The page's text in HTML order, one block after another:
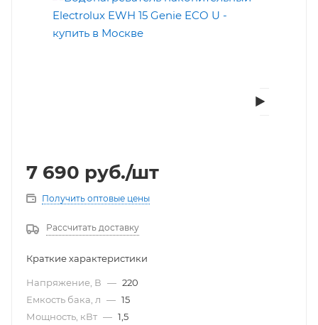
7 690 руб./шт
Получить оптовые цены
Рассчитать доставку
Краткие характеристики
Напряжение, В — 220
Емкость бака, л — 15
Мощность, кВт — 1,5